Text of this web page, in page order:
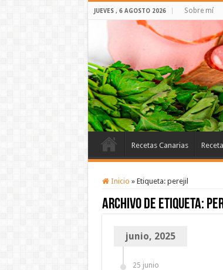
JUEVES , 6 AGOSTO 2026 Sobre mí
Recetas Canarias
Inicio » Etiqueta: perejil
Archivo de etiqueta:
junio, 2025
25 junio